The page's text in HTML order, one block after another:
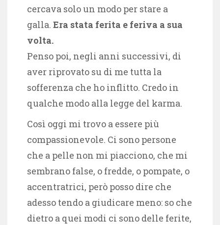
cercava solo un modo per stare a
galla. Era stata ferita e feriva a sua
volta.
Penso poi, negli anni successivi, di
aver riprovato su di me tutta la
sofferenza che ho inflitto. Credo in
qualche modo alla legge del karma.
Così oggi mi trovo a essere più
compassionevole. Ci sono persone
che a pelle non mi piacciono, che mi
sembrano false, o fredde, o pompate, o
accentratrici, però posso dire che
adesso tendo a giudicare meno: so che
dietro a quei modi ci sono delle ferite,